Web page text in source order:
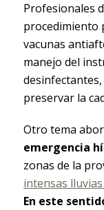
Profesionales
procedimiento
vacunas
manejo del
preservar la
Otro tema
emergencia
zonas de la
intensas lluvias
En este